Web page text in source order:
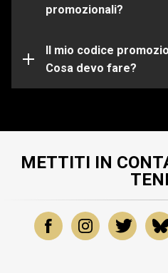
promozionali?
scelta.
Il mio codice
Cosa devo fare?
Il tuo codice promozionale
problemi specifici, invia
Support.
METTITI IN